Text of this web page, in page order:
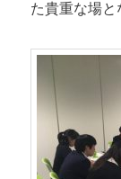
た貴重な場と